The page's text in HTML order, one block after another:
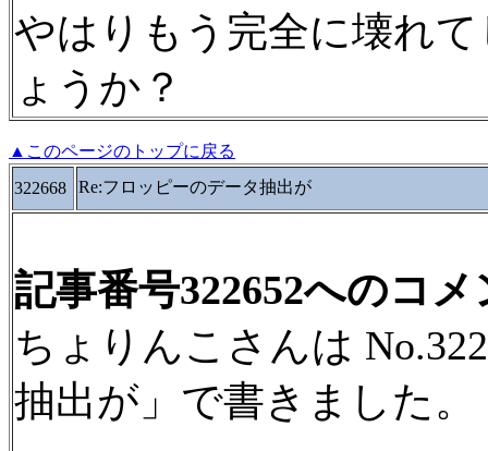
やはりもう完全に壊れ
ょうか？
▲このページのトップに戻る
322668
Re:フロッピーのデータ抽出が
記事番号322652へのコメ
ちょりんこさんは
抽出が」で書きました。